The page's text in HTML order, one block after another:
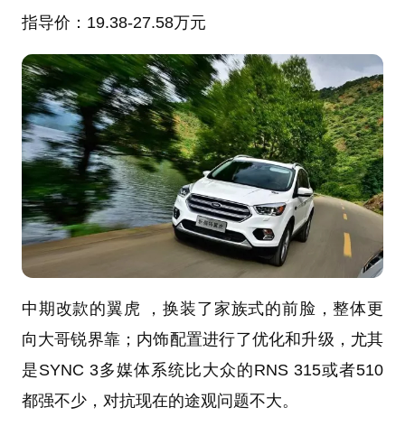
指导价：19.38-27.58万元
中期改款的翼虎 ，换装了家族式的前脸，整体更
向大哥锐界靠；内饰配置进行了优化和升级，尤其
是SYNC 3多媒体系统比大众的RNS 315或者510
都强不少，对抗现在的途观问题不大。